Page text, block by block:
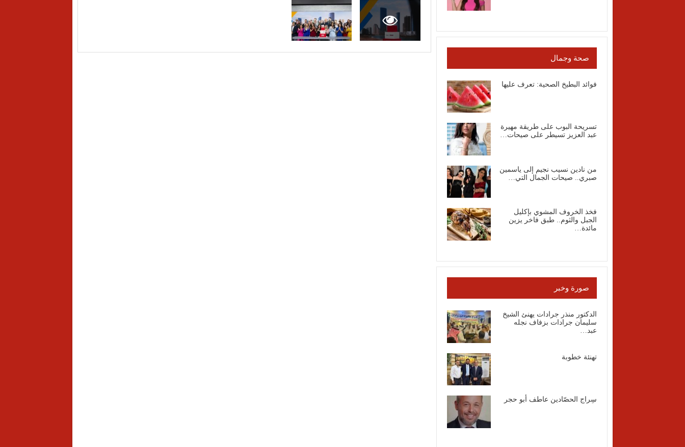
صحة وجمال
فوائد البطيخ الصحية: تعرف عليها
تسريحة البوب على طريقة مهيرة
عبد العزيز تسيطر على صيحات…
من نادين نسيب نجيم إلى ياسمين
صبري.. صيحات الجمال التي…
فخذ الخروف المشوي بإكليل
الجبل والثوم.. طبق فاخر يزين
مائدة…
صورة وخبر
الدكتور منذر جرادات يهنئ الشيخ
سليمان جرادات بزفاف نجله
عبد…
تهنئة خطوبة
سِراج الحصّادين عاطف أبو حجر